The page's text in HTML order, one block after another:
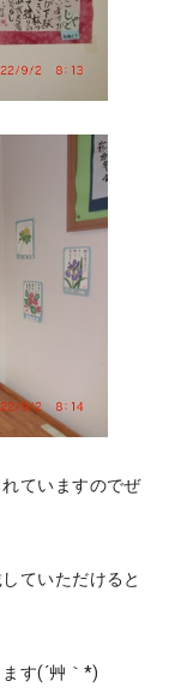
ていますのでぜ
ていただけると
す(´艸｀*)